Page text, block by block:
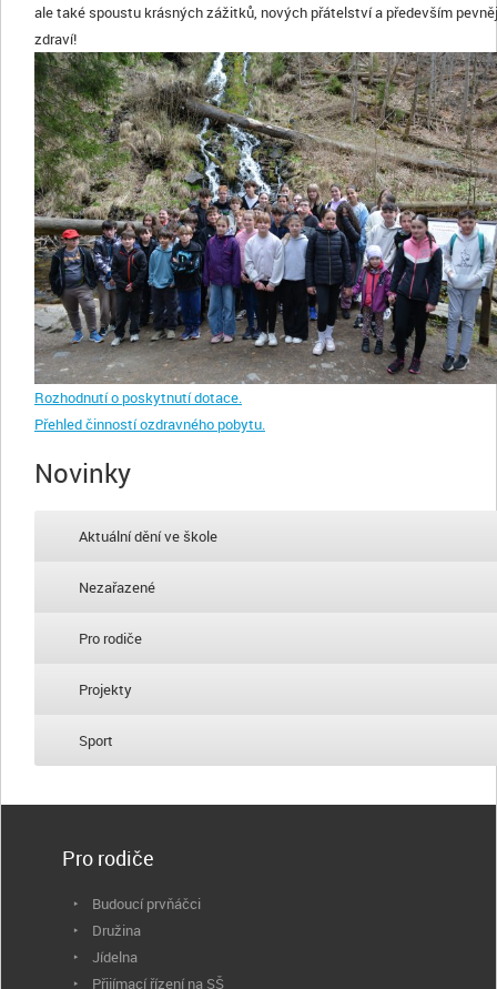
ale také spoustu krásných zážitků, nových přátelství a především
zdraví!
Rozhodnutí o poskytnutí dotace.
Přehled činností ozdravného pobytu.
Novinky
Aktuální dění ve škole
Nezařazené
Pro rodiče
Projekty
Sport
Pro rodiče
Budoucí prvňáčci
Družina
Jídelna
Přijímací řízení na SŠ